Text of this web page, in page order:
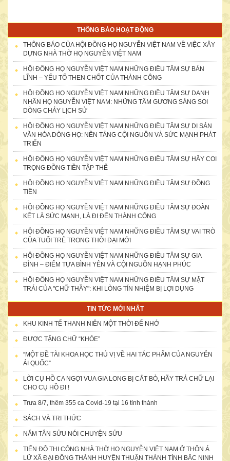
Bà Nguyễn Thị Kiều Anh-56 Lê Văn Hưu, TP.Hà Nội-
Doanh nhân nữ họ Nguyễn: Nguyễn Thị Thứ cùng chồng Lê Văn
Chởi
THÔNG BÁO HOẠT ĐỘNG
THÔNG BÁO CỦA HỘI ĐỒNG HỌ NGUYỄN VIỆT NAM VỀ VIỆC XÂY
DỰNG NHÀ THỜ HỌ NGUYỄN VIỆT NAM
HỘI ĐỒNG HỌ NGUYỄN VIỆT NAM NHỮNG ĐIỀU TÂM SỰ BẢN
LĨNH – YẾU TỐ THEN CHỐT CỦA THÀNH CÔNG
HỘI ĐỒNG HỌ NGUYỄN VIỆT NAM NHỮNG ĐIỀU TÂM SỰ DANH
NHÂN HỌ NGUYỄN VIỆT NAM: NHỮNG TẤM GƯƠNG SÁNG SOI
DÒNG CHẢY LỊCH SỬ
HỘI ĐỒNG HỌ NGUYỄN VIỆT NAM NHỮNG ĐIỀU TÂM SỰ DI SẢN
VĂN HÓA DÒNG HỌ: NỀN TẢNG CỘI NGUỒN VÀ SỨC MẠNH PHÁT
TRIỂN
HỘI ĐỒNG HỌ NGUYỄN VIỆT NAM NHỮNG ĐIỀU TÂM SỰ HÃY COI
TRỌNG ĐỒNG TIỀN TẬP THỂ
HỘI ĐỒNG HỌ NGUYỄN VIỆT NAM NHỮNG ĐIỀU TÂM SỰ ĐỒNG
TIỀN
HỘI ĐỒNG HỌ NGUYỄN VIỆT NAM NHỮNG ĐIỀU TÂM SỰ ĐOÀN
KẾT LÀ SỨC MẠNH, LÀ ĐI ĐẾN THÀNH CÔNG
HỘI ĐỒNG HỌ NGUYỄN VIỆT NAM NHỮNG ĐIỀU TÂM SỰ VAI TRÒ
CỦA TUỔI TRẺ TRONG THỜI ĐẠI MỚI
HỘI ĐỒNG HỌ NGUYỄN VIỆT NAM NHỮNG ĐIỀU TÂM SỰ GIA
ĐÌNH – ĐIỂM TỰA BÌNH YÊN VÀ CỘI NGUỒN HẠNH PHÚC
HỘI ĐỒNG HỌ NGUYỄN VIỆT NAM NHỮNG ĐIỀU TÂM SỰ MẶT
TRÁI CỦA "CHỮ THẦY": KHI LÒNG TÍN NHIỆM BỊ LỢI DỤNG
TIN TỨC MỚI NHÂT
KHU KINH TẾ THANH NIÊN MỘT THỜI ĐỂ NHỚ
ĐƯỢC TẶNG CHỮ “KHỎE”
“MỘT ĐỀ TÀI KHOA HỌC THÚ VỊ VỀ HAI TÁC PHẨM CỦA NGUYỄN
ÁI QUỐC”
LỜI CỤ HỒ CA NGỢI VUA GIA LONG BỊ CẮT BỎ, HÃY TRẢ CHỮ LẠI
CHO CỤ HỒ ĐI !
Trưa 8/7, thêm 355 ca Covid-19 tại 16 tỉnh thành
SÁCH VÀ TRI THỨC
NĂM TÂN SỬU NÓI CHUYỆN SỬU
TIẾN ĐỘ THI CÔNG NHÀ THỜ HỌ NGUYỄN VIỆT NAM Ở THÔN Á
LỮ XÃ ĐẠI ĐỒNG THÀNH HUYỆN THUẬN THÀNH TỈNH BẮC NINH